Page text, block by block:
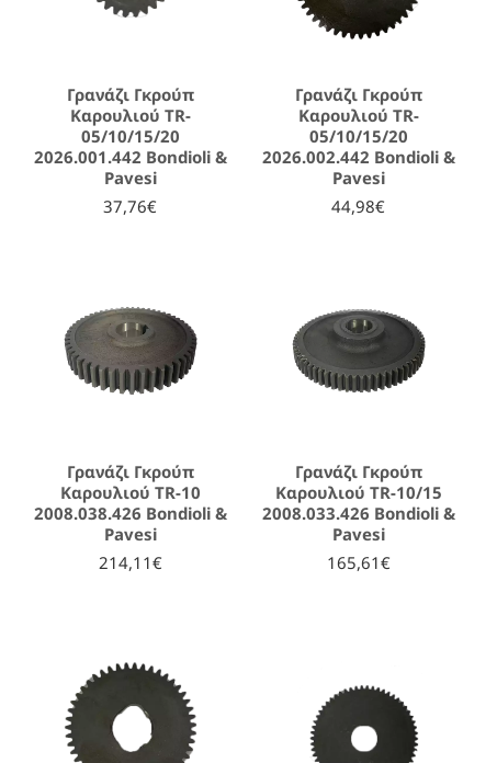
Γρανάζι Γκρούπ
Καρουλιού TR-
05/10/15/20
2026.001.442 Bondioli &
Pavesi
37,76€
Γρανάζι Γκρούπ
Καρουλιού TR-
05/10/15/20
2026.002.442 Bondioli &
Pavesi
44,98€
Γρανάζι Γκρούπ
Καρουλιού TR-10
2008.038.426 Bondioli &
Pavesi
214,11€
Γρανάζι Γκρούπ
Καρουλιού TR-10/15
2008.033.426 Bondioli &
Pavesi
165,61€